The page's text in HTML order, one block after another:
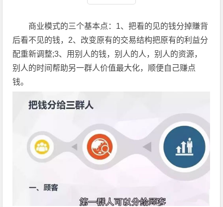
商业模式的三个基本点：1、把看的见的钱分掉賺背
后看不见的钱，2、改变原有的交易结构把原有的利益分
配重新调整;3、用别人的钱，别人的人，别人的资源，
别人的时间帮助另一群人价值最大化，顺便自己赚点
钱。